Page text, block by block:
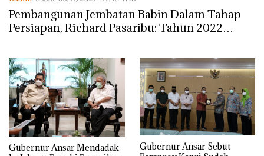
Pembangunan Jembatan Babin Dalam Tahap
Persiapan, Richard Pasaribu: Tahun 2022
Gubernur Ansar Mendadak
Gubernur Ansar Sebut